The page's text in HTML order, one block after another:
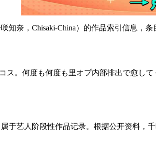
知奈，Chisaki-China）的作品索引信息，
ス。何度も何度も里オプ内部排出で愈し
于艺人阶段性作品记录。根据公开资料，